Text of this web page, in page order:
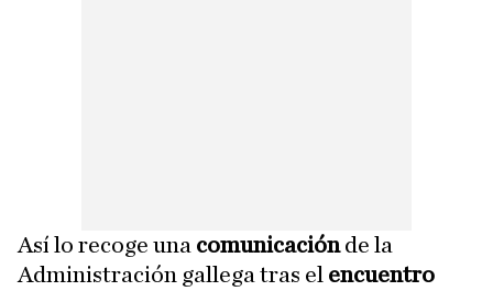
Así lo recoge una comunicaciónde la
Administración gallega tras el encuentro